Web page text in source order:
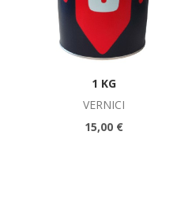
1 KG
VERNICI
15,00 €